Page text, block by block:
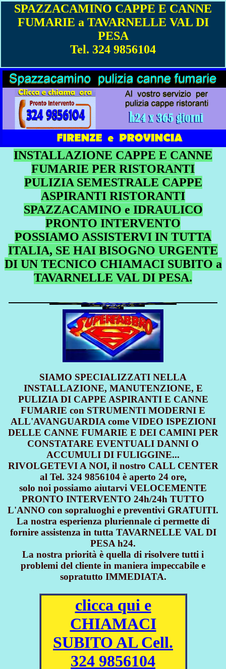
SPAZZACAMINO CAPPE E CANNE
FUMARIE a TAVARNELLE VAL DI
PESA
Tel. 324 9856104
INSTALLAZIONE CAPPE E CANNE
FUMARIE PER RISTORANTI
PULIZIA SEMESTRALE CAPPE
ASPIRANTI RISTORANTI
SPAZZACAMINO e IDRAULICO
PRONTO INTERVENTO
POSSIAMO ASSISTERVI IN TUTTA
ITALIA, SE HAI BISOGNO URGENTE
DI UN TECNICO CHIAMACI SUBITO a
TAVARNELLE VAL DI PESA.
SIAMO SPECIALIZZATI NELLA
INSTALLAZIONE, MANUTENZIONE, E
PULIZIA DI CAPPE ASPIRANTI E CANNE
FUMARIE con STRUMENTI MODERNI E
ALL'AVANGUARDIA come VIDEO ISPEZIONI
DELLE CANNE FUMARIE E DEI CAMINI PER
CONSTATARE EVENTUALI DANNI O
ACCUMULI DI FULIGGINE...
RIVOLGETEVI A NOI, il nostro CALL CENTER
al Tel. 324 9856104 è aperto 24 ore,
solo noi possiamo aiutarvi VELOCEMENTE
PRONTO INTERVENTO 24h/24h TUTTO
L'ANNO con sopraluoghi e preventivi GRATUITI.
La nostra esperienza pluriennale ci permette di
fornire assistenza in tutta TAVARNELLE VAL DI
PESA h24.
La nostra priorità è quella di risolvere tutti i
problemi del cliente in maniera impeccabile e
sopratutto IMMEDIATA.
clicca qui e
CHIAMACI
SUBITO AL Cell.
324 9856104